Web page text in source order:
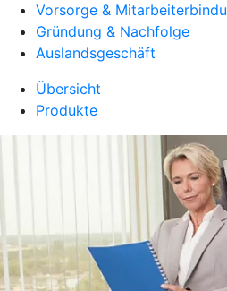
Vorsorge &
Gründung & Nachfolge
Auslandsgeschäft
Übersicht
Produkte